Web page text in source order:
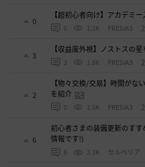
0
【超初心者向け】アカデミ
0 1.1K FRESIA3
3
【収益度外視】ノストスの
2 1.8K FRESIA3
2
【物々交換/交易】時間がな
を紹介
0 1.6K FRESIA3
6
初心者さまの装備更新のす
情報です!)
8 3.3K セルベリア